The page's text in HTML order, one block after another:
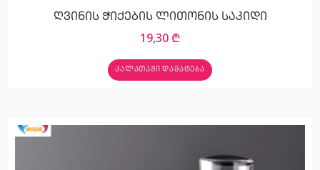
ღვინის ჭიქების ლითონის საკიდი
19,30 ₾
ᲙᲐᲚᲐᲗᲐᲨᲘ ᲓᲐᲛᲐᲢᲔᲑᲐ